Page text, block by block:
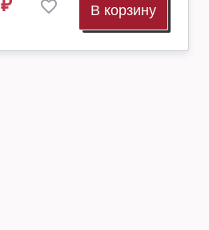
₽ В корзину